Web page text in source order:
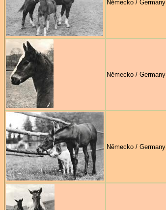
Německo / Germany
Německo / Germany
Německo / Germany